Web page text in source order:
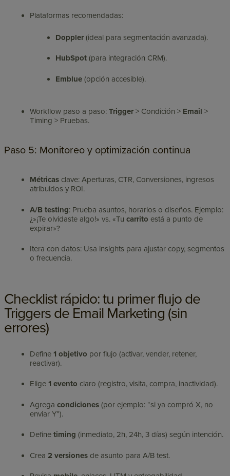
Plataformas recomendadas:
Doppler (ideal para segmentación avanzada).
HubSpot (para integración CRM).
Emblue(opción accesible).
Workflow paso a paso:Trigger > Condición > Email >
Timing > Pruebas.
Paso 5: Monitoreo y optimización continua
Métricas clave: Aperturas, CTR, Conversiones, ingresos
atribuidos y ROI.
A/B testing: Prueba asuntos, horarios o diseños. Ejemplo:
¿»¡Te olvidaste algo!» vs. «Tucarrito está a punto de
expirar»?
Itera con datos: Usa insights para ajustar copy, segmentos
o frecuencia.
Checklist rápido: tu primer flujo de
Triggers de Email Marketing (sin
errores)
Define1 objetivo por flujo (activar, vender, retener,
reactivar).
Elige1 evento claro (registro, visita, compra, inactividad).
Agregacondiciones (por ejemplo: “si ya compró X, no
enviar Y”).
Definetiming (inmediato, 2h, 24h, 3 días) según intención.
Crea2 versiones de asunto para A/B test.